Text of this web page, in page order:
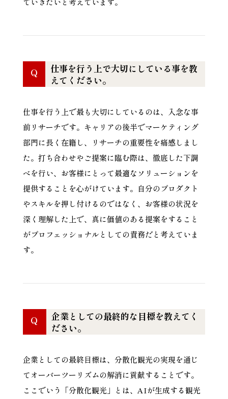
Q
仕事を行う上で大切にしている事を教
えてください。
仕事を行う上で最も大切にしているのは、入念な事
前リサーチです。キャリアの後半でマーケティング
部門に長く在籍し、リサーチの重要性を痛感しまし
た。打ち合わせやご提案に臨む際は、徹底した下調
べを行い、お客様にとって最適なソリューションを
提供することを心がけています。自分のプロダクト
やスキルを押し付けるのではなく、お客様の状況を
深く理解した上で、真に価値のある提案をすること
がプロフェッショナルとしての責務だと考えていま
す。
Q
企業としての最終的な目標を教えてく
ださい。
企業としての最終目標は、分散化観光の実現を通じ
てオーバーツーリズムの解消に貢献することです。
ここでいう「分散化観光」とは、AIが生成する観光